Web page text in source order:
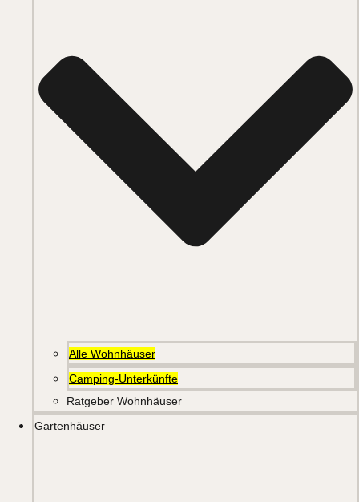
Alle Wohnhäuser
Camping-Unterkünfte
Ratgeber Wohnhäuser
Gartenhäuser